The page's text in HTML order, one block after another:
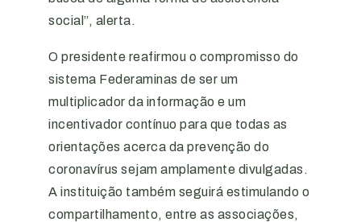
social”, alerta.
O presidente reafirmou o compromisso do
sistema Federaminas de ser um
multiplicador da informação e um
incentivador contínuo para que todas as
orientações acerca da prevenção do
coronavírus sejam amplamente divulgadas.
A instituição também seguirá estimulando o
compartilhamento, entre as associações,